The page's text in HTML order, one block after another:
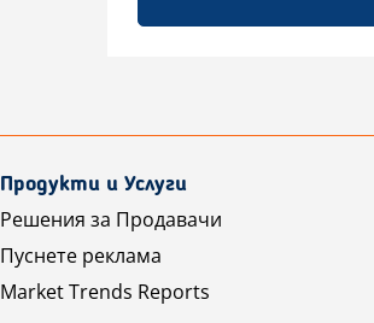
Продукти и Услуги
Решения за Продавачи
Пуснете реклама
Market Trends Reports